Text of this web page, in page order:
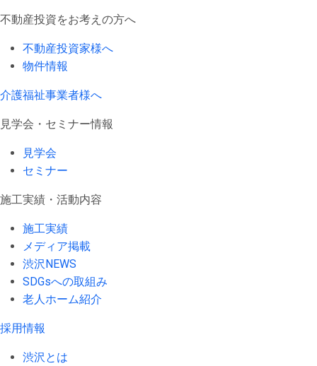
不動産投資をお考えの方へ
不動産投資家様へ
物件情報
介護福祉事業者様へ
見学会・セミナー情報
見学会
セミナー
施工実績・活動内容
施工実績
メディア掲載
渋沢NEWS
SDGsへの取組み
老人ホーム紹介
採用情報
渋沢とは